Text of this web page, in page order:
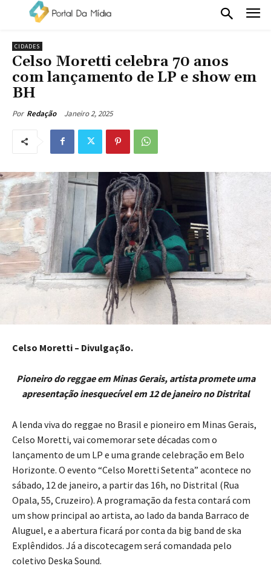
CIDADES
Celso Moretti celebra 70 anos
com lançamento de LP e show em
BH
Por Redação Janeiro 2, 2025
Celso Moretti – Divulgação.
Pioneiro do reggae em Minas Gerais, artista promete uma
apresentação inesquecível em 12 de janeiro no Distrital
A lenda viva do reggae no Brasil e pioneiro em Minas Gerais,
Celso Moretti, vai comemorar sete décadas com o
lançamento de um LP e uma grande celebração em Belo
Horizonte. O evento “Celso Moretti Setenta” acontece no
sábado, 12 de janeiro, a partir das 16h, no Distrital (Rua
Opala, 55, Cruzeiro). A programação da festa contará com
um show principal ao artista, ao lado da banda Barraco de
Aluguel, e a abertura ficará por conta da big band de ska
Explêndidos. Já a discotecagem será comandada pelo
coletivo Deska Sound.